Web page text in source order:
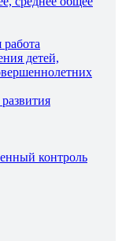
детей,
контроль